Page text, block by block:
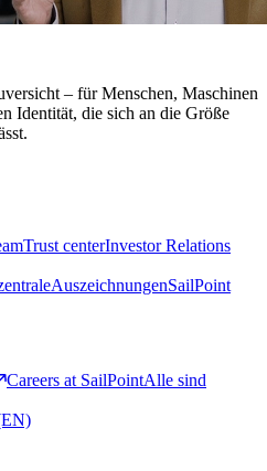
– für Menschen, Maschinen
Identität, die sich an die Größe
Trust centerInvestor Relations
AuszeichnungenSailPoint
Careers at SailPointAlle sind